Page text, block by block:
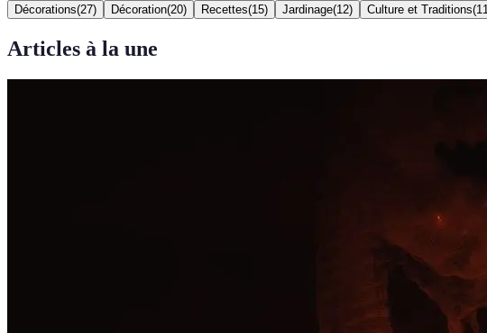
Décorations(27) Décoration(20) Recettes(15) Jardinage(12) Culture et Traditions(11
Articles à la une